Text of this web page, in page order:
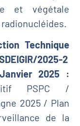
et végétale
Technique
2025-2
2025 :
PSPC /
2025 / Plan
de la